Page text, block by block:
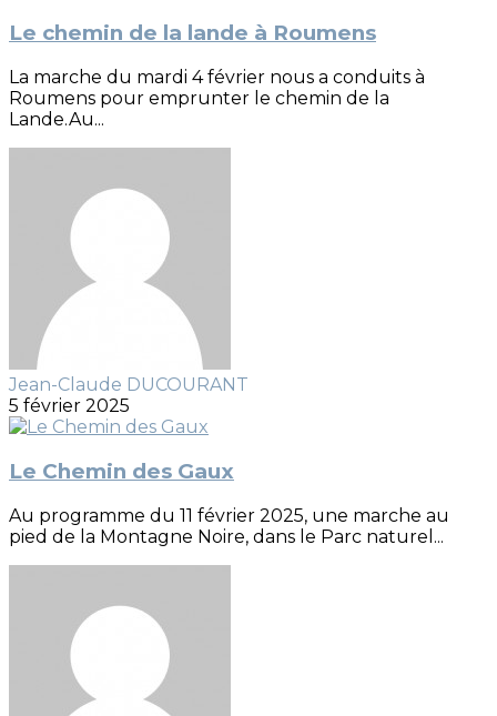
Le chemin de la lande à Roumens
La marche du mardi 4 février nous a conduits à
Roumens pour emprunter le chemin de la
Lande.Au...
Jean-Claude DUCOURANT
5 février 2025
Le Chemin des Gaux
Au programme du 11 février 2025, une marche au
pied de la Montagne Noire, dans le Parc naturel...